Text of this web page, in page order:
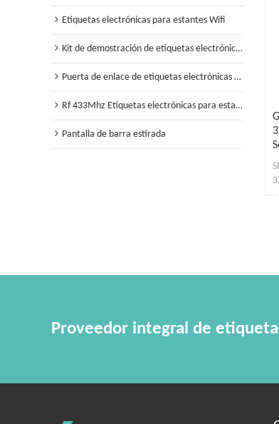
Etiquetas electrónicas para estantes Wifi
Kit de demostración de etiquetas electrónicas para estantes
Puerta de enlace de etiquetas electrónicas para estantes
Rf 433Mhz Etiquetas electrónicas para estantes
Pantalla de barra estirada
Proveedor integral de